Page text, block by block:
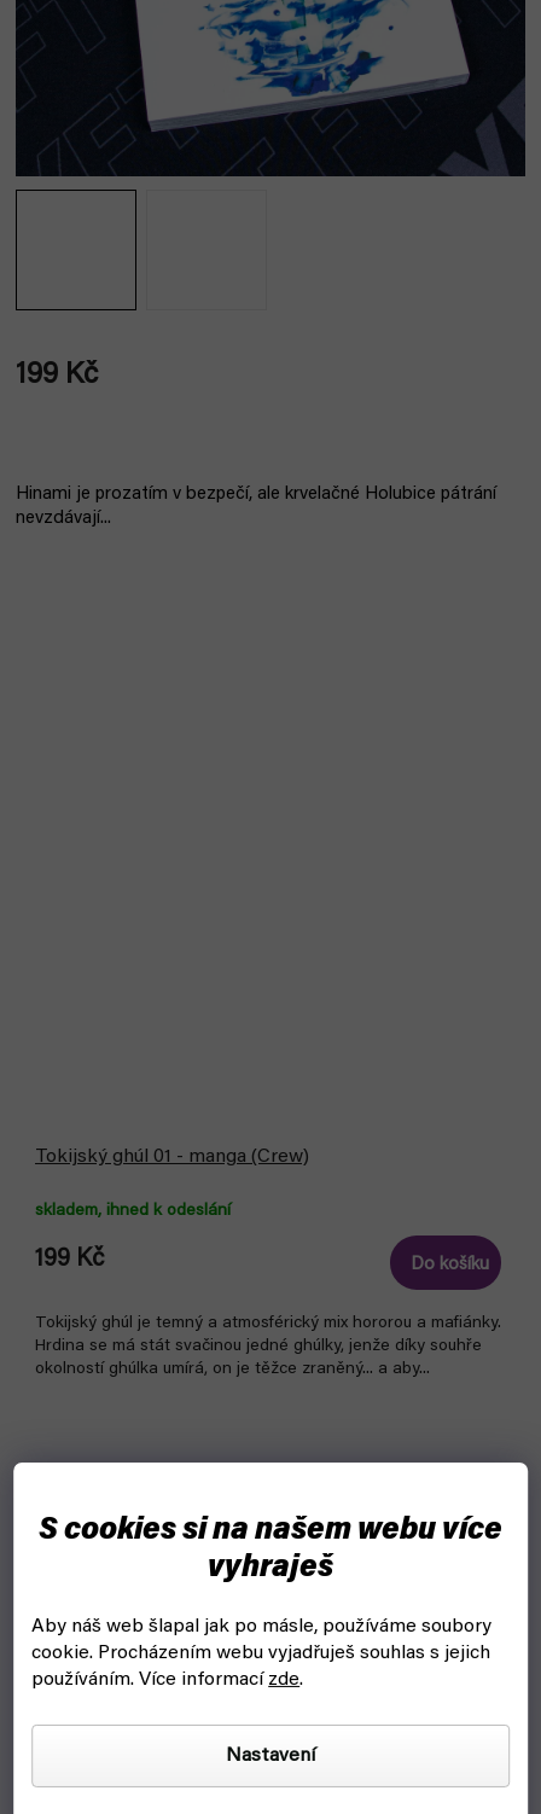
S cookies si na našem webu více
vyhraješ
Aby náš web šlapal jak po másle, používáme soubory
cookie. Procházením webu vyjadřuješ souhlas s jejich
používáním. Více informací zde.
Nastavení
199 Kč
Hinami je prozatím v bezpečí, ale krvelačné Holubice pátrání
nevzdávají...
Tokijský ghúl 01 - manga (Crew)
skladem, ihned k odeslání
199 Kč Do košíku
Tokijský ghúl je temný a atmosférický mix hororou a mafiánky.
Hrdina se má stát svačinou jedné ghúlky, jenže díky souhře
okolností ghúlka umírá, on je těžce zraněný... a aby...